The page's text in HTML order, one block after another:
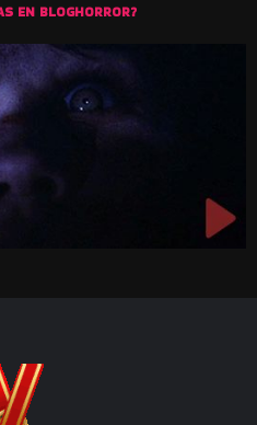
EN BLOGHORROR?